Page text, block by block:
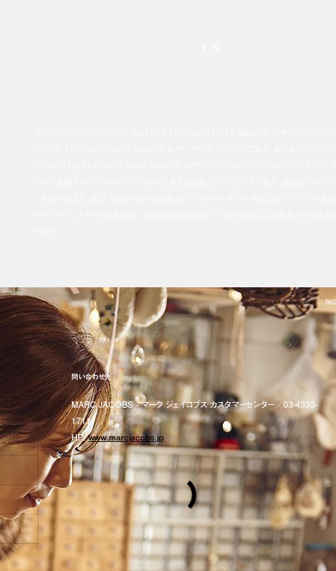
問い合わせ先
MARC JACOBS - マーク ジェイコブス カスタマーセンター／03-4335-
1711
HP:www.marcjacobs.jp